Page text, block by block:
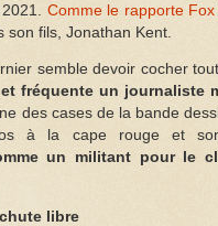
Comme le rapporte Fox
son fils, Jonathan Kent.
semble devoir cocher
fréquente un journaliste
des cases de la bande
à la cape rouge et
un militant pour le
libre